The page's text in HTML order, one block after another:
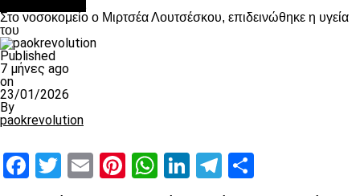
Στο νοσοκομείο ο Μιρτσέα Λουτσέσκου, επιδεινώθηκε η υγεία
του
Published
7 μήνες ago
on
23/01/2026
By
paokrevolution
Facebook
Twitter
EmailPinterest
WhatsApp
LinkedIn
Telegram